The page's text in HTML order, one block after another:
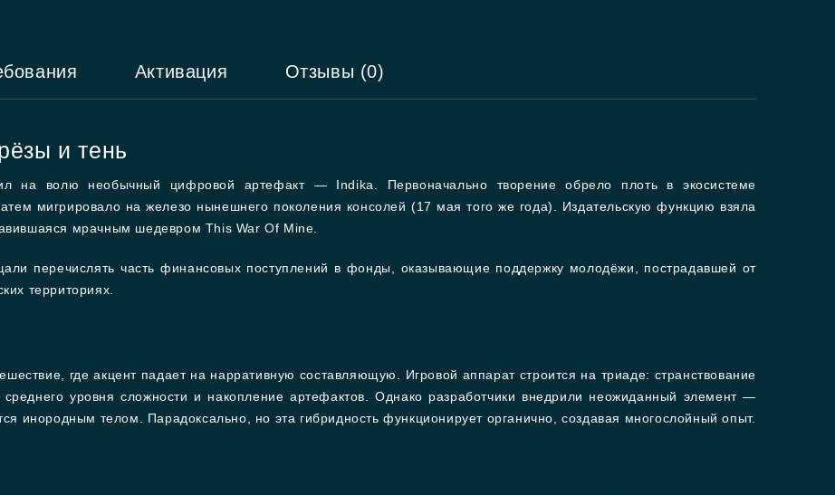
Активация Отзывы (0)
и тень
на волю необычный цифровой артефакт — Indika. Первоначально творение обрело плоть в экосистеме
мигрировало на железо нынешнего поколения консолей (17 мая того же года). Издательскую функцию взяла
мрачным шедевром This War Of Mine.
перечислять часть финансовых поступлений в фонды, оказывающие поддержку молодёжи, пострадавшей от
территориях.
где акцент падает на нарративную составляющую. Игровой аппарат строится на триаде: странствование
среднего уровня сложности и накопление артефактов. Однако разработчики внедрили неожиданный элемент —
инородным телом. Парадоксально, но эта гибридность функционирует органично, создавая многослойный опыт.